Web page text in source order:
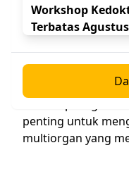
pelvis perlu
seperti apendisitis
Pemeriksaan
tidak mempunyai
penting untuk
multiorgan yang
Workshop
Terbatas